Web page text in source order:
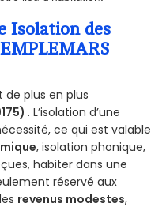
Isolation des
de plus en plus
. L’isolation d’une
ce qui est valable
, isolation phonique,
habiter dans une
réservé aux
revenus modestes,